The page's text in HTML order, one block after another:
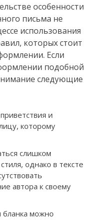
особенности
письма не
использования
которых стоит
Если
подобной
следующие
и
которому
слишком
однако в тексте
автора к своему
бланка можно